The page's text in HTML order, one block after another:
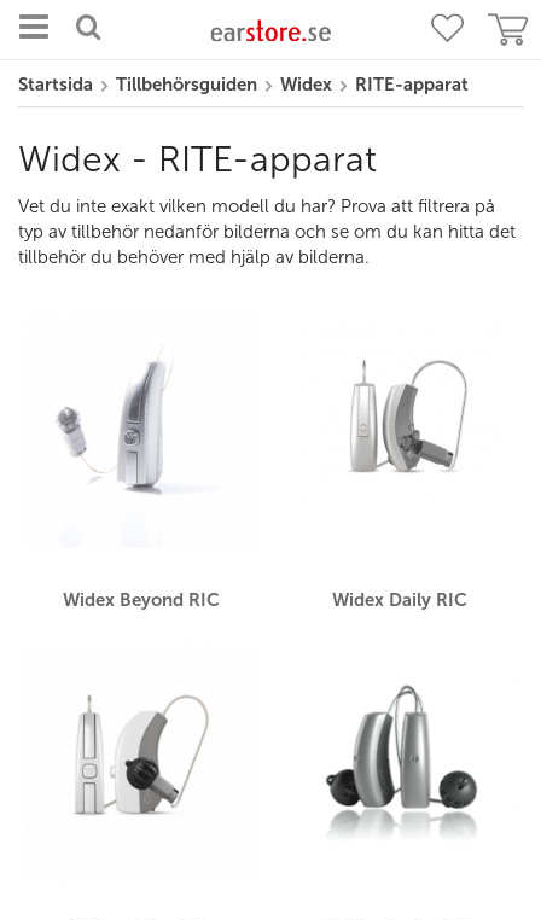
Startsida Tillbehörsguiden Widex RITE-apparat
Widex - RITE-apparat
Vet du inte exakt vilken modell du har? Prova att filtrera på
typ av tillbehör nedanför bilderna och se om du kan hitta det
tillbehör du behöver med hjälp av bilderna.
Widex Beyond RIC Widex Daily RIC